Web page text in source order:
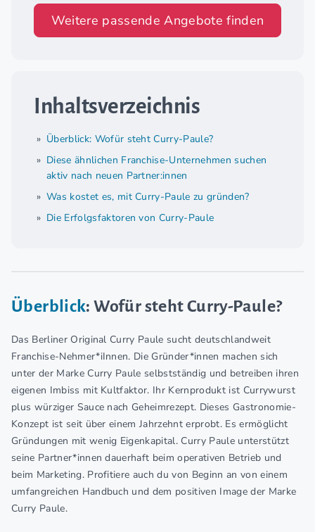
Weitere passende Angebote finden
Inhaltsverzeichnis
Überblick: Wofür steht Curry-Paule?
Diese ähnlichen Franchise-Unternehmen suchen
aktiv nach neuen Partner:innen
Was kostet es, mit Curry-Paule zu gründen?
Die Erfolgsfaktoren von Curry-Paule
Überblick: Wofür steht Curry-Paule?
Das Berliner Original Curry Paule sucht deutschlandweit
Franchise-Nehmer*iInnen. Die Gründer*innen machen sich
unter der Marke Curry Paule selbstständig und betreiben ihren
eigenen Imbiss mit Kultfaktor. Ihr Kernprodukt ist Currywurst
plus würziger Sauce nach Geheimrezept. Dieses Gastronomie-
Konzept ist seit über einem Jahrzehnt erprobt. Es ermöglicht
Gründungen mit wenig Eigenkapital. Curry Paule unterstützt
seine Partner*innen dauerhaft beim operativen Betrieb und
beim Marketing. Profitiere auch du von Beginn an von einem
umfangreichen Handbuch und dem positiven Image der Marke
Curry Paule.